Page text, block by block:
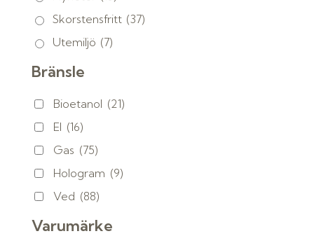
Skorstensfritt (37)
Utemiljö (7)
Bränsle
Bioetanol (21)
El (16)
Gas (75)
Hologram (9)
Ved (88)
Varumärke